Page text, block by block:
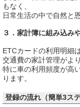
もなく、
日常生活の中で自然と
３．家計簿に組み込み
ETCカードの利用明細
交通費の家計管理がよ
特に車の利用頻度が高
ります。
登録の流れ（簡単3ステ